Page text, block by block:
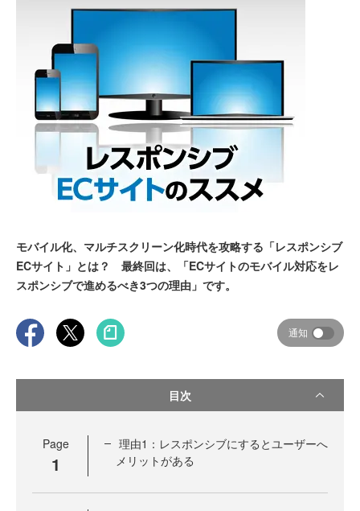
モバイル化、マルチスクリーン化時代を攻略する「レスポンシブ
ECサイト」とは？ 最終回は、「ECサイトのモバイル対応をレ
スポンシブで進めるべき3つの理由」です。
通知
目次
Page
1
理由1：レスポンシブにするとユーザーへ
メリットがある